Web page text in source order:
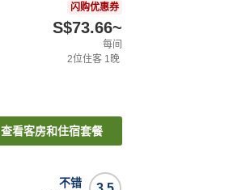
闪购优惠券
S$73.66~
每间
2位住客 1晚
查看客房和住宿套餐
不错